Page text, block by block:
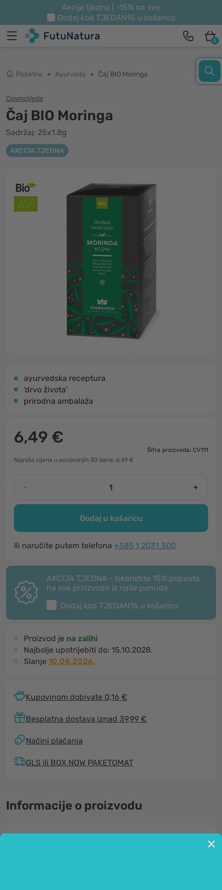
Akcija tjedna | -15% na sve
Dodaj kod TJEDAN15 u košaricu
0
Početna Ayurveda Čaj BIO Moringa
CosmoVeda
Čaj BIO Moringa
Sadržaj: 25x1.8g
AKCIJA TJEDNA
ayurvedska receptura
'drvo života'
prirodna ambalaža
6,49 €
Šifra proizvoda: CV111
Najniža cijena u posljednjih 30 dana: 6,49 €
- +
Dodaj u košaricu
Ili naručite putem telefona +385 1 2031 300
AKCIJA TJEDNA - Iskoristite 15% popusta
na sve proizvode iz naše ponude.
Dodaj kod TJEDAN15 u košaricu
Proizvod je na zalihi
Najbolje upotrijebiti do: 15.10.2028.
Slanje 10.08.2026.
Kupovinom dobivate 0,16 €
Besplatna dostava iznad 39,99 €
Načini plaćanja
GLS ili BOX NOW PAKETOMAT
Informacije o proizvodu